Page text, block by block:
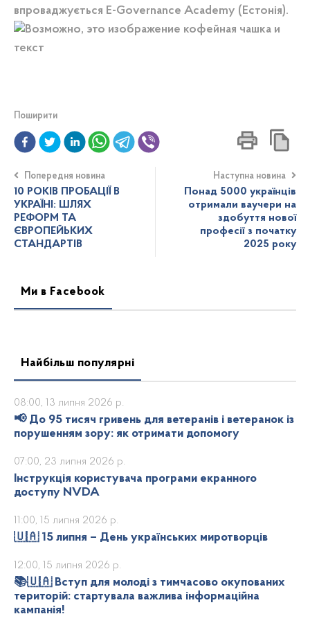
впроваджується E-Governance Academy (Естонія).
Поширити
Попередня новина
10 РОКІВ ПРОБАЦІЇ В
УКРАЇНІ: ШЛЯХ
РЕФОРМ ТА
ЄВРОПЕЙЬКИХ
СТАНДАРТІВ
Наступна новина
Понад 5000 українців
отримали ваучери на
здобуття нової
професії з початку
2025 року
Ми в Facebook
Найбільш популярні
📢 До 95 тисяч гривень для ветеранів і ветеранок із
порушенням зору: як отримати допомогу
08:00, 13 липня 2026 р.
Інструкція користувача програми екранного
доступу NVDA
07:00, 23 липня 2026 р.
🇺🇦 15 липня – День українських миротворців
11:00, 15 липня 2026 р.
📚🇺🇦 Вступ для молоді з тимчасово окупованих
територій: стартувала важлива інформаційна
кампанія!
12:00, 15 липня 2026 р.